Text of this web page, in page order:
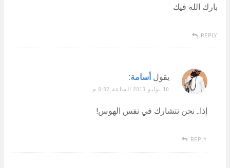
بارك الله فيك
REPLY
يقول أسامة:
10 يوليو 2013 الساعة 6:32 م
إذا.. نحن نتشارك في نفس الهوس!
REPLY